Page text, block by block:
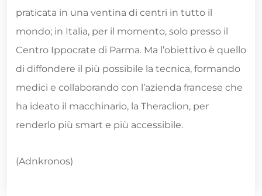
praticata in una ventina di centri in tutto il
mondo; in Italia, per il momento, solo presso il
Centro Ippocrate di Parma. Ma l’obiettivo è quello
di diffondere il più possibile la tecnica, formando
medici e collaborando con l’azienda francese che
ha ideato il macchinario, la Theraclion, per
renderlo più smart e più accessibile.
(Adnkronos)